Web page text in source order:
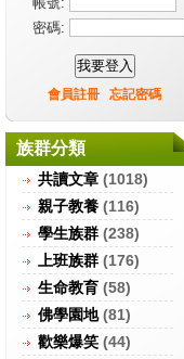
密碼:
會員註冊 忘記密碼
族群分類
共讀文章 (1018)
親子教養 (116)
學生族群 (238)
上班族群 (176)
生命教育 (58)
佛學園地(81)
歡樂爆笑 (44)